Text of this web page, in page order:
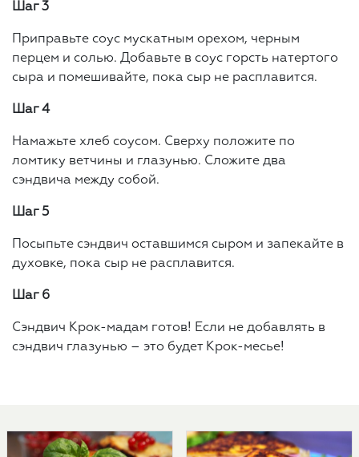
Шаг 3
Приправьте соус мускатным орехом, черным
перцем и солью. Добавьте в соус горсть натертого
сыра и помешивайте, пока сыр не расплавится.
Шаг 4
Намажьте хлеб соусом. Сверху положите по
ломтику ветчины и глазунью. Сложите два
сэндвича между собой.
Шаг 5
Посыпьте сэндвич оставшимся сыром и запекайте в
духовке, пока сыр не расплавится.
Шаг 6
Сэндвич Крок-мадам готов! Если не добавлять в
сэндвич глазунью – это будет Крок-месье!